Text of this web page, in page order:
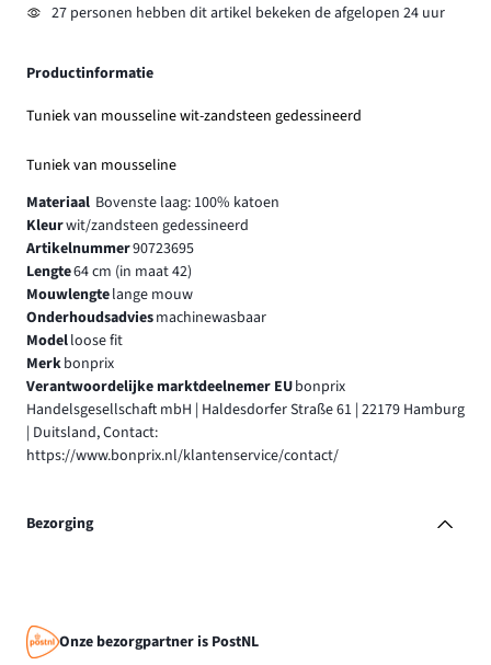
27 personen hebben dit artikel bekeken de afgelopen 24 uur
Productinformatie
Tuniek van mousseline wit-zandsteen gedessineerd
Tuniek van mousseline
Materiaal Bovenste laag: 100% katoen
Kleurwit/zandsteen gedessineerd
Artikelnummer90723695
Lengte64 cm (in maat 42)
Mouwlengtelange mouw
Onderhoudsadviesmachinewasbaar
Modelloose fit
Merkbonprix
Verantwoordelijke marktdeelnemer EUbonprix
Handelsgesellschaft mbH | Haldesdorfer Straße 61 | 22179 Hamburg
| Duitsland, Contact:
https://www.bonprix.nl/klantenservice/contact/
Bezorging
Onze bezorgpartner is PostNL